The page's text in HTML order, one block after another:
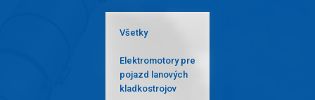
Všetky
Elektromotory pre
pojazd lanových
kladkostrojov